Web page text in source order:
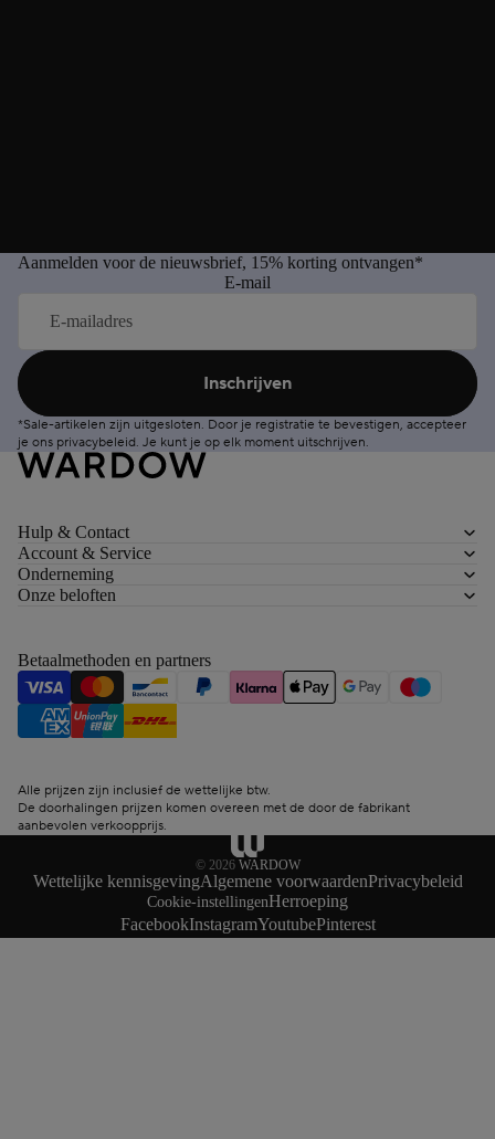
Aanmelden voor de nieuwsbrief, 15% korting ontvangen*
E-mail
Inschrijven
*Sale-artikelen zijn uitgesloten. Door je registratie te bevestigen, accepteer
je ons privacybeleid. Je kunt je op elk moment uitschrijven.
Hulp & Contact
Account & Service
Onderneming
Onze beloften
Betaalmethoden en partners
Alle prijzen zijn inclusief de wettelijke btw.
De doorhalingen prijzen komen overeen met de door de fabrikant
aanbevolen verkoopprijs.
© 2026 WARDOW
Wettelijke kennisgevingAlgemene voorwaardenPrivacybeleid
Cookie-instellingenHerroeping
FacebookInstagramYoutubePinterest